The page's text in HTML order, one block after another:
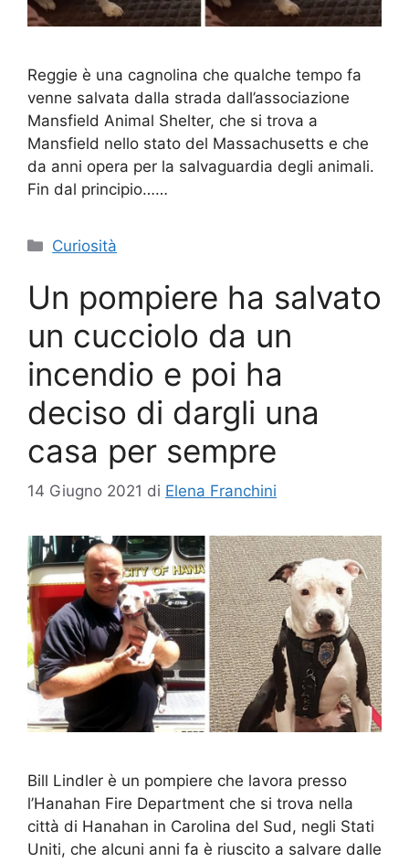
Reggie è una cagnolina che qualche tempo fa
venne salvata dalla strada dall’associazione
Mansfield Animal Shelter, che si trova a
Mansfield nello stato del Massachusetts e che
da anni opera per la salvaguardia degli animali.
Fin dal principio……
Categorie
Curiosità
Un pompiere ha salvato
un cucciolo da un
incendio e poi ha
deciso di dargli una
casa per sempre
14 Giugno 2021 di Elena Franchini
Bill Lindler è un pompiere che lavora presso
l’Hanahan Fire Department che si trova nella
città di Hanahan in Carolina del Sud, negli Stati
Uniti, che alcuni anni fa è riuscito a salvare dalle